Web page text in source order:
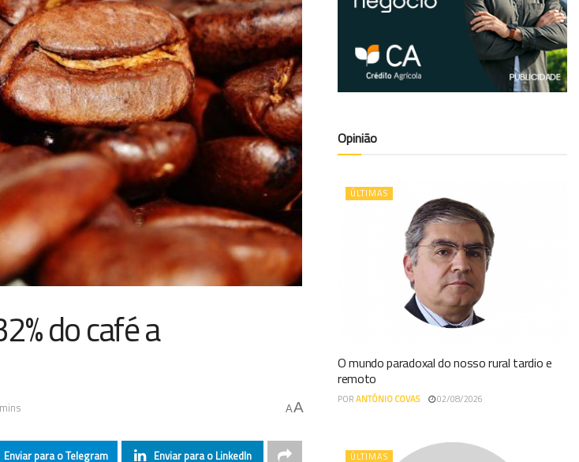
do café a
AA
Enviar para o Telegram Enviar para o LinkedIn
Opinião
ÚLTIMAS
O mundo paradoxal do nosso rural tardio e
remoto
PORANTÓNIO COVAS 02/08/2026
ÚLTIMAS